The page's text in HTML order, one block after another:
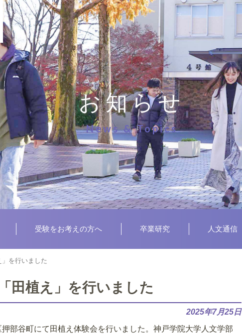
お知らせ
News & Topics
受験をお考えの方へ 卒業研究 人文通信
を行いました
田植え」を行いました
2025年7月25日
部谷町にて田植え体験会を行いました。神戸学院大学人文学部